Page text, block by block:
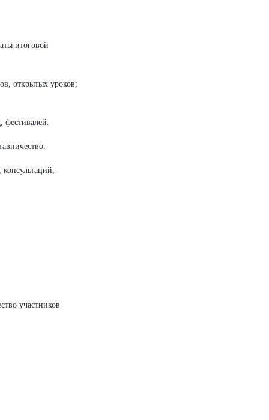
итоговой
открытых уроков;
фестивалей.
участников